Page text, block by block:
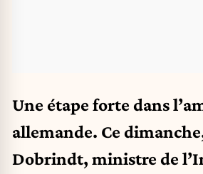
Une étape forte dans
allemande. Ce
Dobrindt, ministre de